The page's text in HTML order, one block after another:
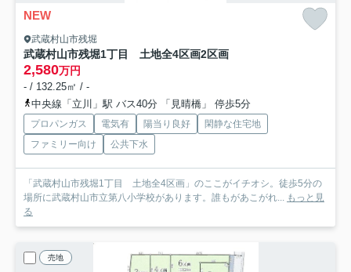
NEW
武蔵村山市残堀
武蔵村山市残堀1丁目 土地全4区画2区画
2,580万円
- / 132.25㎡ / -
中央線「立川」駅 バス40分 「見晴橋」 停歩5分
プロパンガス 電気有 陽当り良好
閑静な住宅地
ファミリー向け
公共下水
「武蔵村山市残堀1丁目 土地全4区画」のここがイチオシ。徒歩5分の
場所に武蔵村山市立第八小学校があります。誰もがあこがれ... もっと見
る
売地